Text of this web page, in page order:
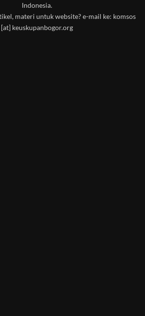
Indonesia.
materi untuk website? e-mail ke: komsos
[at] keuskupanbogor.org